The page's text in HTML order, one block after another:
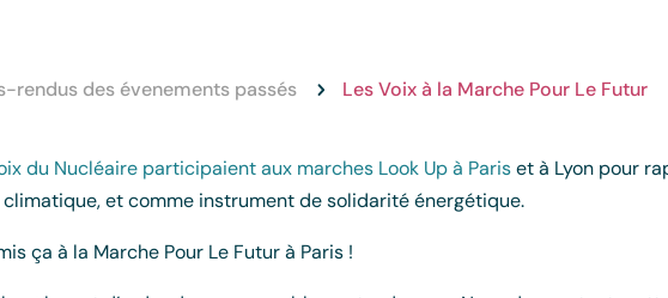
rendus des évenements passés 5 Les Voix à la Marche Pour Le Futur
du Nucléaire participaient aux marches Look Up à Pariset à Lyon pour
et comme instrument de solidarité énergétique.
ça à la Marche Pour Le Futur à Paris !